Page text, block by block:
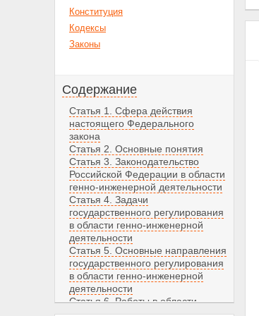
Конституция
Кодексы
Законы
Содержание
Статья 1. Сфера действия
настоящего Федерального
закона
Статья 2. Основные понятия
Статья 3. Законодательство
Российской Федерации в области
генно-инженерной деятельности
Статья 4. Задачи
государственного регулирования
в области генно-инженерной
деятельности
Статья 5. Основные направления
государственного регулирования
в области генно-инженерной
деятельности
Статья 6. Работы в области